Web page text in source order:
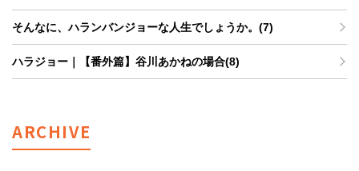
そんなに、ハランバンジョーな人生でしょうか。(7)
ハラジョー｜【番外篇】谷川あかねの場合(8)
ARCHIVE